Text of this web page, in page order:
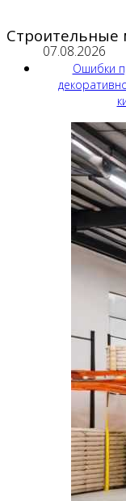
Строительные
07.08.2026
Ошибки